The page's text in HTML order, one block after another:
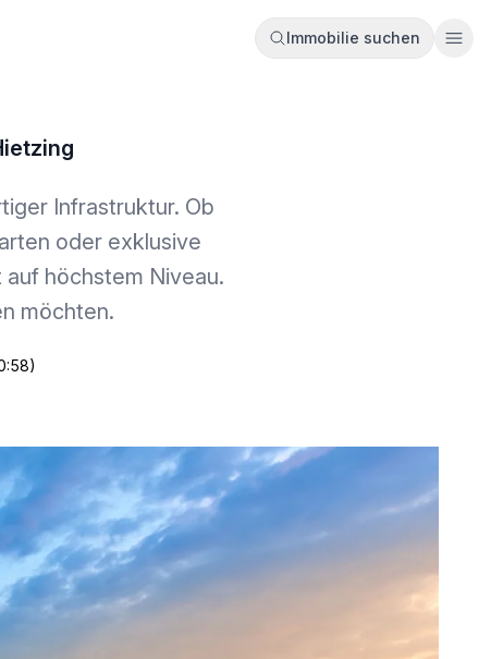
Immobilie suchen
Infrastruktur. Ob
oder exklusive
höchstem Niveau.
möchten.